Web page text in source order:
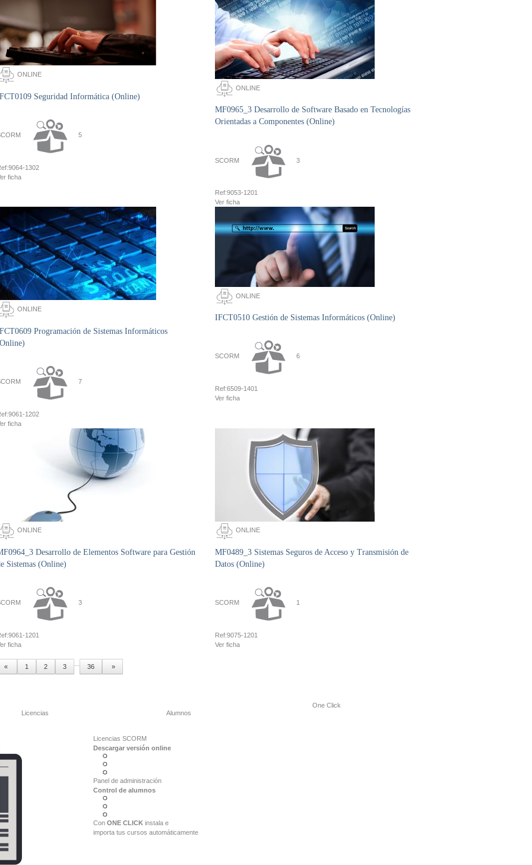
ONLINE
Seguridad Informática (Online)
5
9064-1302
ficha
ONLINE
MF0965_3 Desarrollo de Software Basado en Tecnologías
Orientadas a Componentes (Online)
SCORM 3
Ref:9053-1201
Ver ficha
ONLINE
Programación de Sistemas Informáticos
7
9061-1202
ficha
ONLINE
IFCT0510 Gestión de Sistemas Informáticos (Online)
SCORM 6
Ref:6509-1401
Ver ficha
ONLINE
Desarrollo de Elementos Software para Gestión
Sistemas (Online)
3
9061-1201
ficha
ONLINE
MF0489_3 Sistemas Seguros de Acceso y Transmisión de
Datos (Online)
SCORM 1
Ref:9075-1201
Ver ficha
« 1 2 3 36 »
Licencias Alumnos
One Click
Licencias SCORM
Descargar versión online
Panel de administración
Control de alumnos
ConONE CLICK instala e
importa tus cursos automáticamente